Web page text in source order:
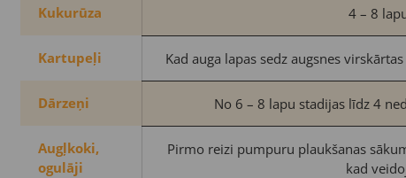
Kukurūza 4 – 8
Kartupeļi Kad auga lapas sedz augsnes
Dārzeņi No 6 – 8 lapu stadijas līdz 4
Augļkoki,
ogulāji
Pirmo reizi pumpuru plaukšanas
kad